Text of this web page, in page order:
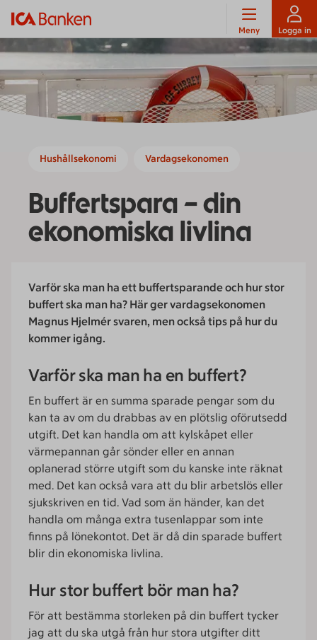
Meny Logga in
Hushållsekonomi Vardagsekonomen
Buffertspara – din
ekonomiska livlina
Varför ska man ha ett buffertsparande och hur stor
buffert ska man ha? Här ger vardagsekonomen
Magnus Hjelmér svaren, men också tips på hur du
kommer igång.
Varför ska man ha en buffert?
En buffert är en summa sparade pengar som du
kan ta av om du drabbas av en plötslig oförutsedd
utgift. Det kan handla om att kylskåpet eller
värmepannan går sönder eller en annan
oplanerad större utgift som du kanske inte räknat
med. Det kan också vara att du blir arbetslös eller
sjukskriven en tid. Vad som än händer, kan det
handla om många extra tusenlappar som inte
finns på lönekontot. Det är då din sparade buffert
blir din ekonomiska livlina.
Hur stor buffert bör man ha?
För att bestämma storleken på din buffert tycker
jag att du ska utgå från hur stora utgifter ditt